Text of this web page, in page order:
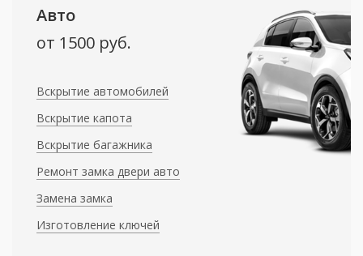
Авто
от 1500 руб.
Вскрытие автомобилей
Вскрытие капота
Вскрытие багажника
Ремонт замка двери авто
Замена замка
Изготовление ключей